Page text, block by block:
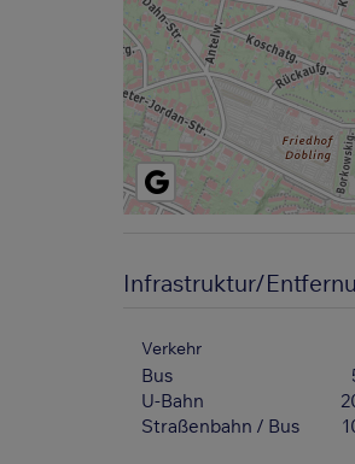
Infrastruktur/
Verkehr
Bus
U-Bahn
Straßenbahn / Bus